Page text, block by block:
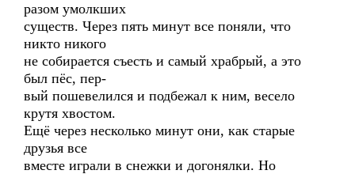
разом умолкших
существ. Через пять минут все поняли, что
никто никого
не собирается съесть и самый храбрый, а это
был пёс, пер-
вый пошевелился и подбежал к ним, весело
крутя хвостом.
Ещё через несколько минут они, как старые
друзья все
вместе играли в снежки и догонялки. Но